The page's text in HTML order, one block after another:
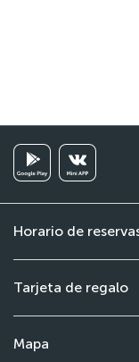
Horario de
Tarjeta de regalo
Mapa